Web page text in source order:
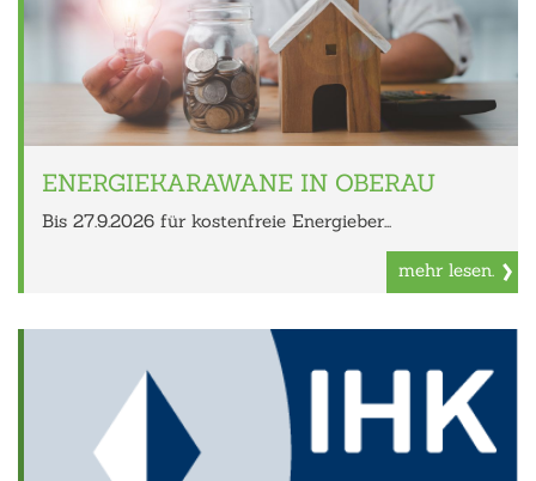
mehr lesen.
ENERGIEKARAWANE IN OBERAU
Bis 27.9.2026 für kostenfreie Energieber...